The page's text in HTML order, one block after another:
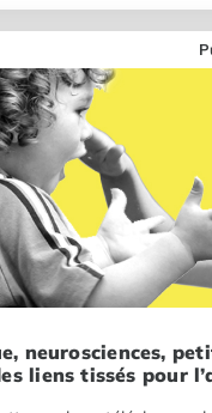
neurosciences,
liens tissés pour